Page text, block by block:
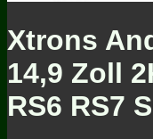
Xtrons
14,9 Zoll
RS6 RS7